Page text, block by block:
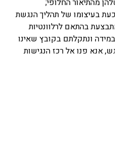
בעיצומו של תהליך הנגשת
בהתאם לרלוונטיות
ונתקלתם בקובץ שאינו
אנא פנו אל רכז הנגישות